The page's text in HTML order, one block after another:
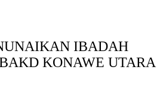
IBADAH
KONAWE UTARA